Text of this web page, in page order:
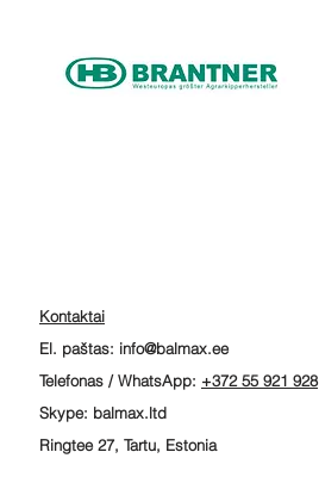
Kontaktai
El. paštas: info@balmax.ee
Telefonas / WhatsApp: +372 55 921 928
Skype: balmax.ltd
Ringtee 27, Tartu, Estonia